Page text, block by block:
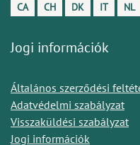
CA CH DK IT NL
Jogi információk
Általános szerződési
Adatvédelmi szabályzat
Visszaküldési szabályzat
Jogi információk